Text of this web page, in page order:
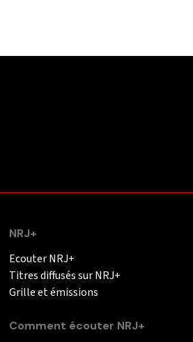
NRJ+
Ecouter NRJ+
Titres diffusés sur NRJ+
Grille et émissions
Comment écouter NRJ+